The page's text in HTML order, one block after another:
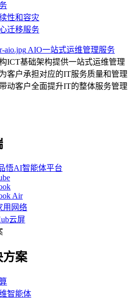
性和容灾
迁移服务
AIO一站式运维管理服务
ICT基础架构提供一站式运维管理
客户承担对应的IT服务质量和管理
动客户全面提升IT的整体服务管理
悟AI智能体平台
Air
用网络
云屏
方案
智能体